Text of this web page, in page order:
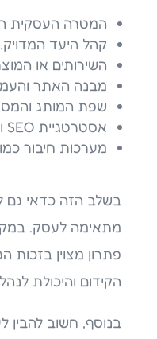
המטרה העסקית
קהל היעד המדויק.
השירותים או
מבנה האתר
שפת המותג
אסטרטגיית SEO ותוכן.
מערכות חיבור כמו CRM, טפסים או סליקה.
בשלב הזה כדאי גם
מתאימה לעסק.
פתרון מצוין בזכות
הקידום והיכולת
בנוסף, חשוב